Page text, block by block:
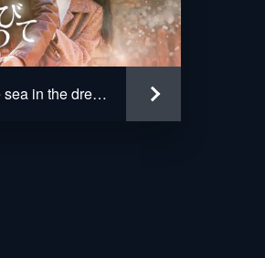
春を待ちわびて～The sea in the dream～